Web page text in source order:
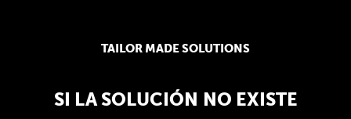
TAILOR MADE SOLUTIONS
SI LA SOLUCIÓN NO EXISTE